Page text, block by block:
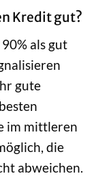
Kredit gut?
als gut
gute
im mittleren
die
abweichen.